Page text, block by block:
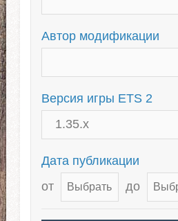
Автор модификации
Версия игры ETS 2
Дата публикации
от
до